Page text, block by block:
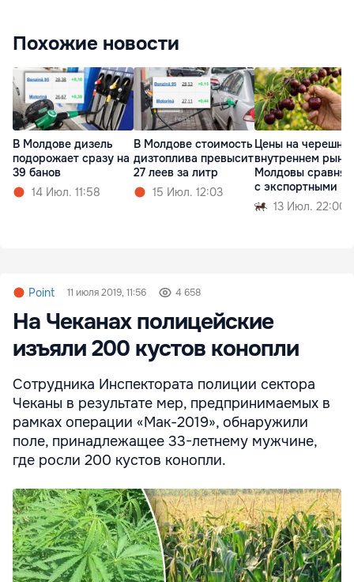
Похожие новости
В Молдове дизель
подорожает сразу на
39 банов
14 Июл. 11:58
В Молдове стоимость
дизтоплива превысит
27 леев за литр
15 Июл. 12:03
Цены на черешню
внутреннем
Молдовы
с экспортными
13 Июл. 22:00
Point 11 июля 2019, 11:56 4 658
На Чеканах полицейские
изъяли 200 кустов конопли
Сотрудника Инспектората полиции сектора
Чеканы в результате мер, предпринимаемых в
рамках операции «Мак-2019», обнаружили
поле, принадлежащее 33-летнему мужчине,
где росли 200 кустов конопли.